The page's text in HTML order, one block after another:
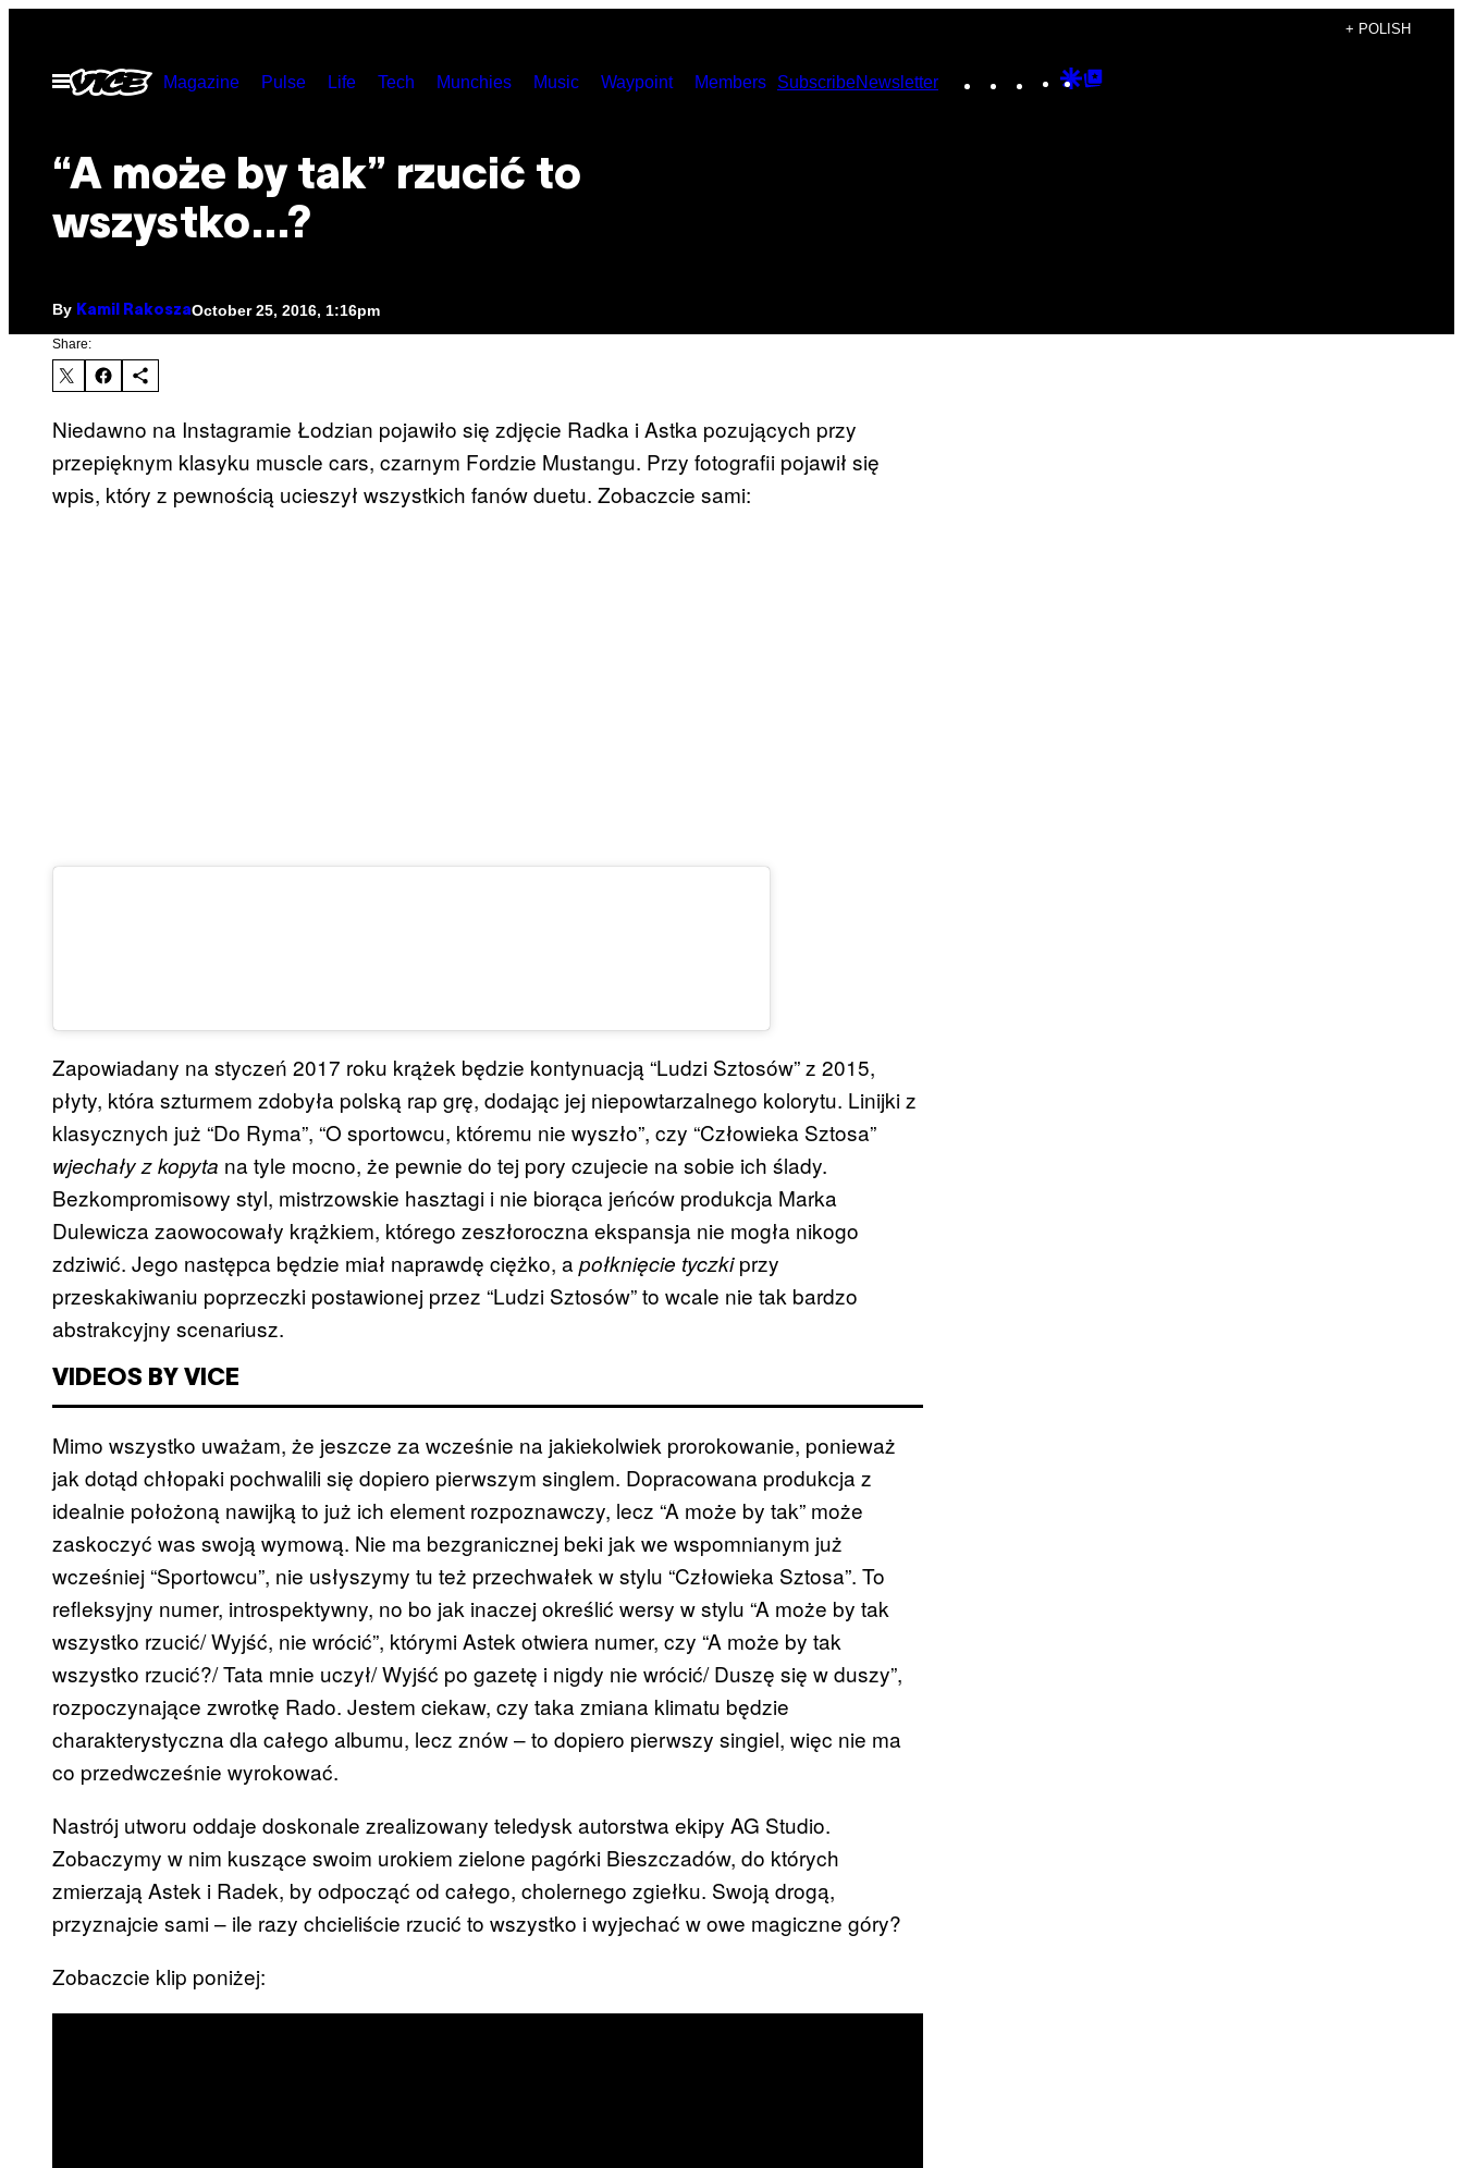
content
+ POLISH
Open
Menu
Magazine Pulse Life Tech Munchies Music Waypoint Members SubscribeNewsletter Instagram
TikTokYouTube
Google
“A może by tak” rzucić to
wszystko…?
By Kamil RakoszaOctober 25, 2016, 1:16pm
Share:
Niedawno na Instagramie Łodzian pojawiło się zdjęcie Radka i Astka pozujących przy
przepięknym klasyku muscle cars, czarnym Fordzie Mustangu. Przy fotografii pojawił się
wpis, który z pewnością ucieszył wszystkich fanów duetu. Zobaczcie sami:
Zapowiadany na styczeń 2017 roku krążek będzie kontynuacją “Ludzi Sztosów” z 2015,
płyty, która szturmem zdobyła polską rap grę, dodając jej niepowtarzalnego kolorytu. Linijki z
klasycznych już “Do Ryma”, “O sportowcu, któremu nie wyszło”, czy “Człowieka Sztosa”
wjechały z kopyta na tyle mocno, że pewnie do tej pory czujecie na sobie ich ślady.
Bezkompromisowy styl, mistrzowskie hasztagi i nie biorąca jeńców produkcja Marka
Dulewicza zaowocowały krążkiem, którego zeszłoroczna ekspansja nie mogła nikogo
zdziwić. Jego następca będzie miał naprawdę ciężko, a połknięcie tyczkiprzy
przeskakiwaniu poprzeczki postawionej przez “Ludzi Sztosów” to wcale nie tak bardzo
abstrakcyjny scenariusz.
VIDEOS BY VICE
Mimo wszystko uważam, że jeszcze za wcześnie na jakiekolwiek prorokowanie, ponieważ
jak dotąd chłopaki pochwalili się dopiero pierwszym singlem. Dopracowana produkcja z
idealnie położoną nawijką to już ich element rozpoznawczy, lecz “A może by tak” może
zaskoczyć was swoją wymową. Nie ma bezgranicznej beki jak we wspomnianym już
wcześniej “Sportowcu”, nie usłyszymy tu też przechwałek w stylu “Człowieka Sztosa”. To
refleksyjny numer, introspektywny, no bo jak inaczej określić wersy w stylu “A może by tak
wszystko rzucić/ Wyjść, nie wrócić”, którymi Astek otwiera numer, czy “A może by tak
wszystko rzucić?/ Tata mnie uczył/ Wyjść po gazetę i nigdy nie wrócić/ Duszę się w duszy”,
rozpoczynające zwrotkę Rado. Jestem ciekaw, czy taka zmiana klimatu będzie
charakterystyczna dla całego albumu, lecz znów – to dopiero pierwszy singiel, więc nie ma
co przedwcześnie wyrokować.
Nastrój utworu oddaje doskonale zrealizowany teledysk autorstwa ekipy AG Studio.
Zobaczymy w nim kuszące swoim urokiem zielone pagórki Bieszczadów, do których
zmierzają Astek i Radek, by odpocząć od całego, cholernego zgiełku. Swoją drogą,
przyznajcie sami – ile razy chcieliście rzucić to wszystko i wyjechać w owe magiczne góry?
Zobaczcie klip poniżej: